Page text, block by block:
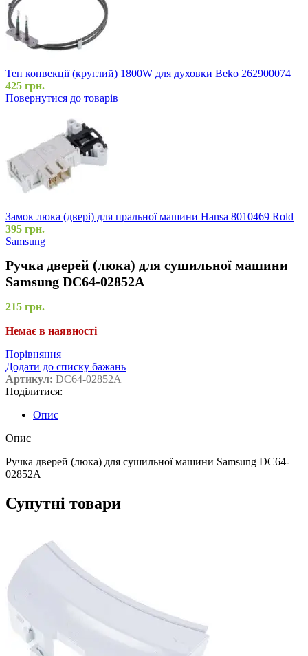
Тен конвекції (круглий) 1800W для духовки Beko 262900074
425 грн.
Повернутися до товарів
Замок люка (двері) для пральної машини Hansa 8010469 Rold
395 грн.
Samsung
Ручка дверей (люка) для сушильної машини
Samsung DC64-02852A
215 грн.
Немає в наявності
Порівняння
Додати до списку бажань
Артикул: DC64-02852A
Поділитися:
Опис
Опис
Ручка дверей (люка) для сушильної машини Samsung DC64-
02852A
Супутні товари